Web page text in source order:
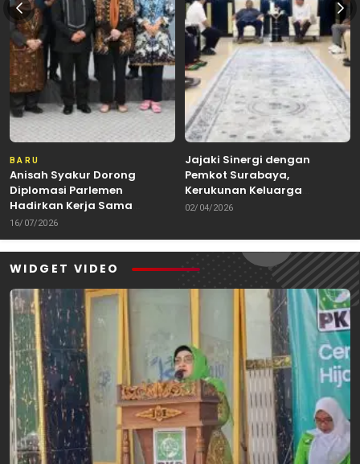
BARU
Anisah Syakur Dorong
Diplomasi Parlemen
Hadirkan Kerja Sama
Internasional yang
Berdampak bagi Kota Depok
16/07/2026
Jajaki Sinergi dengan
Pemkot Surabaya,
Kerukunan Keluarga
Kalimantan Dorong
Kuliner Nusantara
02/04/2026
WIDGET VIDEO